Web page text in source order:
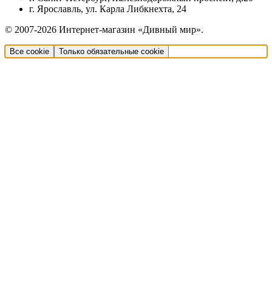
г. Ярославль, ул. Карла Либкнехта, 24
© 2007-2026 Интернет-магазин «Дивный мир».
Все cookie Только обязательные cookie